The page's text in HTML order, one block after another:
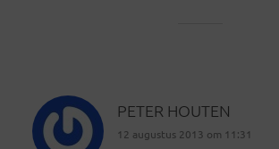
PETER HOUTEN
12 augustus 2013 om 11:31